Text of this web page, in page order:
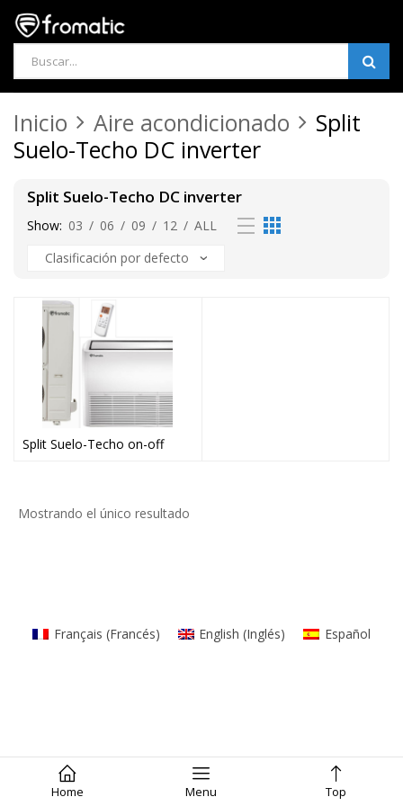
Products
search
Home Menu Top
Inicio Aire acondicionado
Split
Suelo-Techo DC inverter
Split Suelo-Techo DC inverter
Show: 03 / 06 / 09 / 12 / ALL
Split Suelo-Techo on-off
Mostrando el único resultado
Français (Francés) English (Inglés) Español